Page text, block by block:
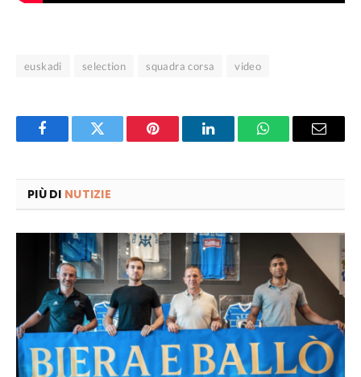
euskadi selection squadra corsa video
FacebookTwitter Pinterest LinkedInWhatsAppEmail
PIÙ DI NUTIZIE